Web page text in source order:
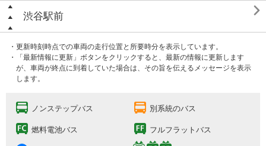
渋谷駅前 
・更新時刻時点での車両の走行位置と所要時分を表示しています。
・「最新情報に更新」ボタンをクリックすると、最新の情報に更新します
が、車両が終点に到着していた場合は、その旨を伝えるメッセージを表示
します。
ノンステップバス 別系統のバス
燃料電池バス フルフラットバス